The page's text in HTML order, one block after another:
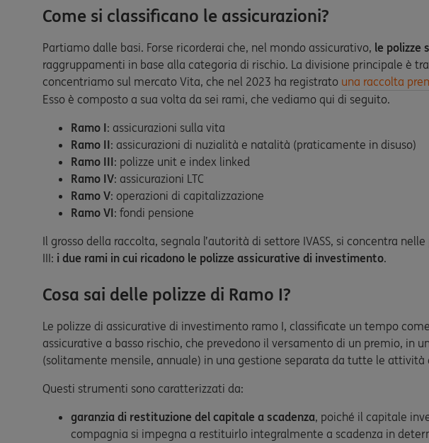
Come si classificano le assicurazioni?
Partiamo dalle basi. Forse ricorderai che, nel mondo assicurativo, le polizze
raggruppamenti in base alla categoria di rischio. La divisione principale è
concentriamo sul mercato Vita, che nel 2023 ha registrato una raccolta
Esso è composto a sua volta da sei rami, che vediamo qui di seguito.
Ramo I: assicurazioni sulla vita
Ramo II: assicurazioni di nuzialità e natalità (praticamente in disuso)
Ramo III: polizze unit e index linked
Ramo IV: assicurazioni LTC
Ramo V: operazioni di capitalizzazione
Ramo VI: fondi pensione
Il grosso della raccolta, segnala l’autorità di settore IVASS, si concentra
III: i due rami in cui ricadono le polizze assicurative di investimento.
Cosa sai delle polizze di Ramo I?
Le polizze di assicurative di investimento ramo I, classificate un tempo
assicurative a basso rischio, che prevedono il versamento di un premio, in
(solitamente mensile, annuale) in una gestione separata da tutte le attività
Questi strumenti sono caratterizzati da:
garanzia di restituzione del capitale a scadenza, poiché il capitale
compagnia si impegna a restituirlo integralmente a scadenza in